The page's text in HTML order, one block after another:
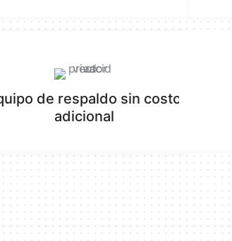
de respaldo sin costo
adicional